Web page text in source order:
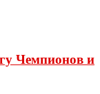
Чемпионов и